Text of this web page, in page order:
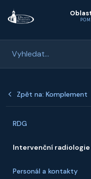
Zpět na: Komplement
RDG
Intervenční radiologie
Personál a kontakty